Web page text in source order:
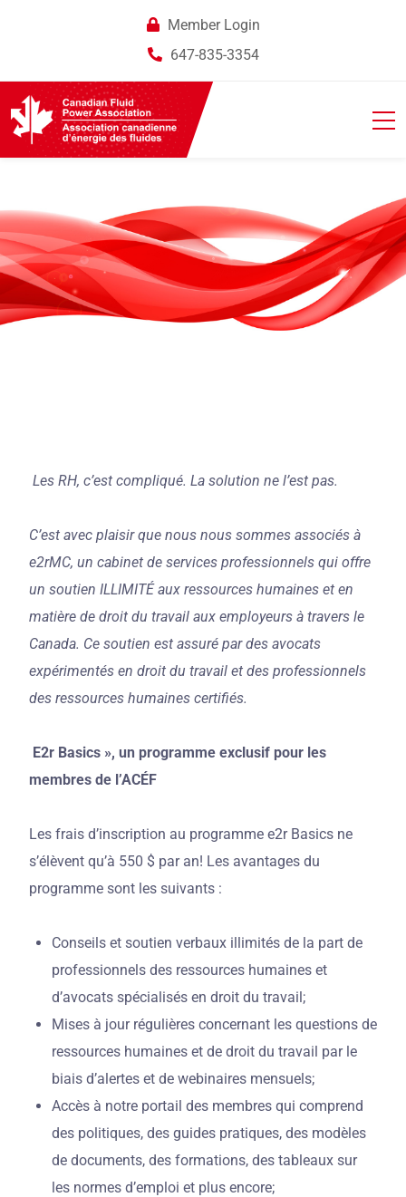
Member Login
647-835-3354
Les RH, c’est compliqué. La solution ne l’est pas.
C’est avec plaisir que nous nous sommes associés à
e2rMC, un cabinet de services professionnels qui offre
un soutien ILLIMITÉ aux ressources humaines et en
matière de droit du travail aux employeurs à travers le
Canada. Ce soutien est assuré par des avocats
expérimentés en droit du travail et des professionnels
des ressources humaines certifiés.
E2r Basics », un programme exclusif pour les
membres de l’ACÉF
Les frais d’inscription au programme e2r Basics ne
s’élèvent qu’à 550 $ par an! Les avantages du
programme sont les suivants :
Conseils et soutien verbaux illimités de la part de
professionnels des ressources humaines et
d’avocats spécialisés en droit du travail;
Mises à jour régulières concernant les questions de
ressources humaines et de droit du travail par le
biais d’alertes et de webinaires mensuels;
Accès à notre portail des membres qui comprend
des politiques, des guides pratiques, des modèles
de documents, des formations, des tableaux sur
les normes d’emploi et plus encore;